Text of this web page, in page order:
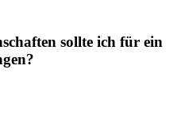
sollte ich für ein